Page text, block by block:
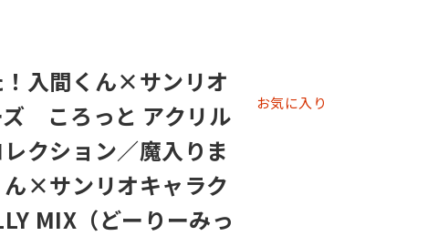
入間くん×サンリオ
ズ ころっと アクリル
クション／魔入りま
ん×サンリオキャラク
MIX（どーりーみっ
お気に入り